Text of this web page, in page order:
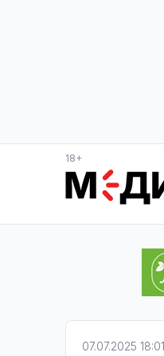
18+
07.07.2025 18:01